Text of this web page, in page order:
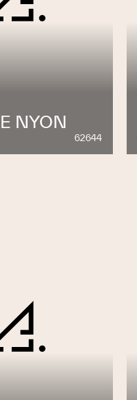
NYON
62644